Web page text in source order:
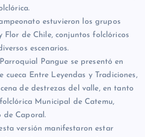
estuvieron los grupos
Flor de Chile, conjuntos folclóricos
escenarios.
Pangue se presentó en
cueca Entre Leyendas y Tradiciones,
de destrezas del valle, en tanto
Municipal de Catemu,
de Caporal.
versión manifestaron estar